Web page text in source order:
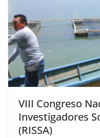
VIII Congreso
Investigadores
(RISSA)